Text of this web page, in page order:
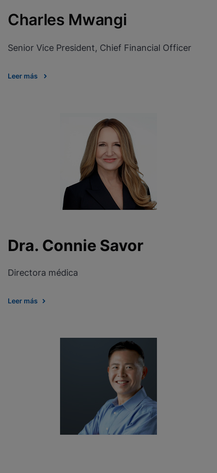
Charles Mwangi
Senior Vice President, Chief Financial Officer
Leer más
Dra. Connie Savor
Directora médica
Leer más